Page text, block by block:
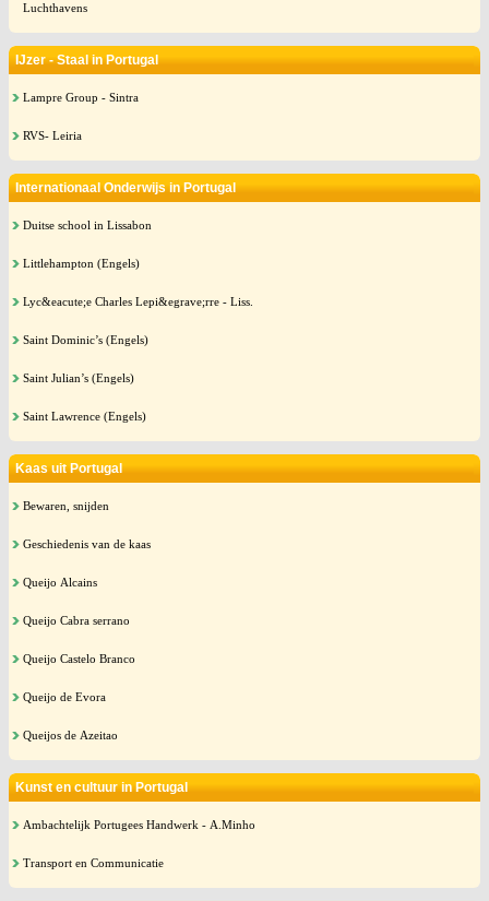
Luchthavens
IJzer - Staal in Portugal
Lampre Group - Sintra
RVS- Leiria
Internationaal Onderwijs in Portugal
Duitse school in Lissabon
Littlehampton (Engels)
Lyc&eacute;e Charles Lepi&egrave;rre - Liss.
Saint Dominic’s (Engels)
Saint Julian’s (Engels)
Saint Lawrence (Engels)
Kaas uit Portugal
Bewaren, snijden
Geschiedenis van de kaas
Queijo Alcains
Queijo Cabra serrano
Queijo Castelo Branco
Queijo de Evora
Queijos de Azeitao
Kunst en cultuur in Portugal
Ambachtelijk Portugees Handwerk - A.Minho
Transport en Communicatie